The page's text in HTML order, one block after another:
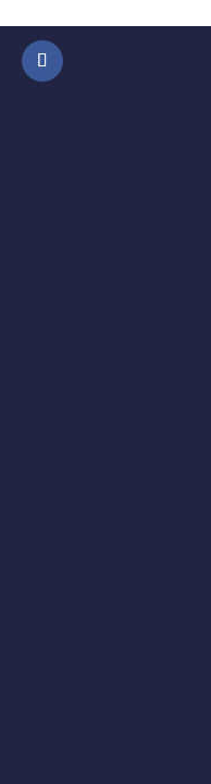
Facebook